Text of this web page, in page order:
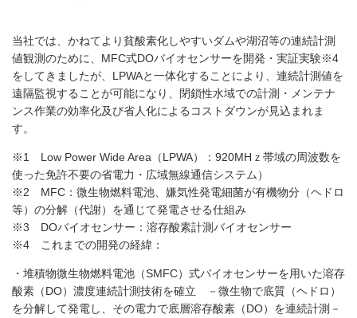
当社では、かねてより貧酸素化しやすいダムや湖沼等の連続計測
値観測のために、MFC式DOバイオセンサーを開発・実証実験※4
をしてきましたが、LPWAと一体化することにより、連続計測値を
遠隔監視することが可能になり、閉鎖性水域での計測・メンテナ
ンス作業の効率化及び省人化によるコストダウンが見込まれま
す。
※1 Low Power Wide Area（LPWA）：920MHｚ帯域の周波数を
使った免許不要の省電力・広域無線通信システム）
※2 MFC：微生物燃料電池、嫌気性発電細菌が有機物分（ヘドロ
等）の分解（代謝）を通じて発電させる仕組み
※3 DOバイオセンサー：溶存酸素計測バイオセンサー
※4 これまでの開発の経緯：
・堆積物微生物燃料電池（SMFC）式バイオセンサーを用いた溶存
酸素（DO）濃度連続計測技術を確立 －微生物で底質（ヘドロ）
を分解して発電し、その電力で底層溶存酸素（DO）を連続計測－